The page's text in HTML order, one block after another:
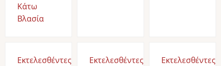
Κάτω
Βλασία
Εκτελεσθέντες
Εκτελεσθέντες
Εκτελεσθέντες